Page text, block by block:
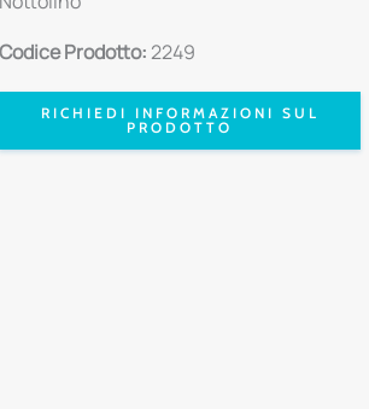
Codice Prodotto: 2249
RICHIEDI INFORMAZIONI SUL
PRODOTTO